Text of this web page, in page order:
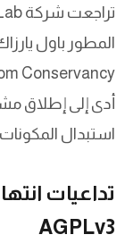
استبدال المكونات
AGPLv3